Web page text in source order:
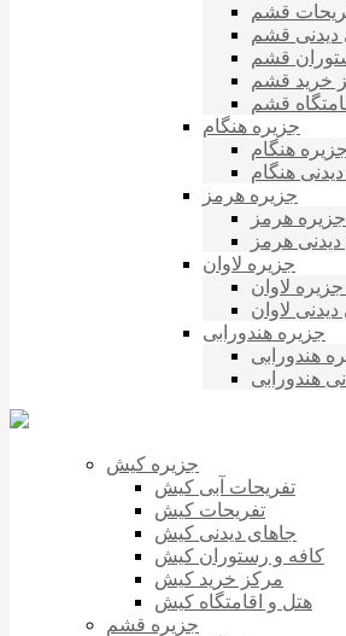
قشم
دیدنی قشم
قشم
خرید قشم
قشم
جزیره هنگام
جزیره هنگام
هنگام
جزیره هرمز
جزیره هرمز
هرمز
جزیره لاوان
جزیره لاوان
لاوان
جزیره هندورابی
هندورابی
هندورابی
جزیره کیش
تفریحات آبی کیش
تفریحات کیش
جاهای دیدنی کیش
کافه و رستوران کیش
مرکز خرید کیش
هتل و اقامتگاه کیش
جزیره قشم